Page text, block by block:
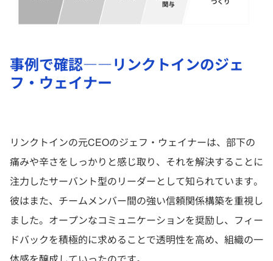
事例で確認――リンクトインのジェ
フ・ウェイナー
リンクトインの元CEOのジェフ・ウェイナーは、部下の
痛みや辛さをしっかりと感じ取り、それを解決することに
注力したサーバント型のリーダーとして知られています。
彼はまた、チームメンバー間の強い信頼関係構築を重視し
ました。オープンなコミュニケーションを奨励し、フィー
ドバックを積極的に求めることで透明性を高め、組織の一